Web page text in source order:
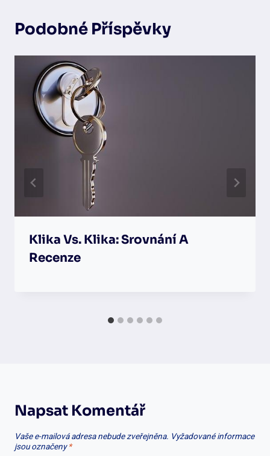
Podobné Příspěvky
Klika Vs. Klika: Srovnání A
Recenze
Napsat Komentář
Vaše e-mailová adresa nebude zveřejněna. Vyžadované informace
jsou označeny*